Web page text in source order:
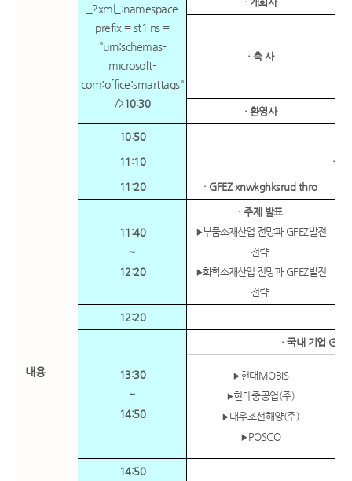
내용
_?xml_:namespace
prefix = st1 ns =
"urn:schemas-
microsoft-
com:office:smarttags"
/> 10:30
· 축 사
· 환영사
10:50
11:10 ·
11:20 · GFEZ xnwkghksrud thro
11:40
~
12:20
· 주제 발표
▶부품소재산업 전망과GFEZ발전
전략
▶화학소재산업 전망과GFEZ발전
전략
12:20
13:30
~
14:50
· 국내 기업
▶현대 MOBIS
▶현대중공업(주)
▶대우조선해양(주)
▶POSCO
14:50